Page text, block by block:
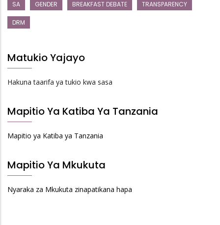
SA GENDER BREAKFAST DEBATE TRANSPARENCY
DRM
Matukio Yajayo
Hakuna taarifa ya tukio kwa sasa
Mapitio Ya Katiba Ya Tanzania
Mapitio ya Katiba ya Tanzania
Mapitio Ya Mkukuta
Nyaraka za Mkukuta zinapatikana hapa